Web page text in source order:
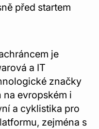
před startem
je
a IT
značky
evropském i
a cyklistika pro
zejména s